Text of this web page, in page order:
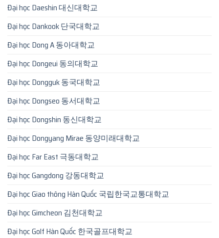
Đại học Daeshin 대신대학교
Đại học Dankook 단국대학교
Đại học Dong A 동아대학교
Đại học Dongeui 동의대학교
Đại học Dongguk 동국대학교
Đại học Dongseo 동서대학교
Đại học Dongshin 동신대학교
Đại học Dongyang Mirae 동양미래대학교
Đại học Far East 극동대학교
Đại học Gangdong 강동대학교
Đại học Giao thông Hàn Quốc 국립한국교통대학교
Đại học Gimcheon 김천대학교
Đại học Golf Hàn Quốc 한국골프대학교